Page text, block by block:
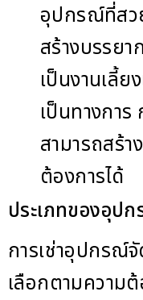
อุปกรณ์ที่สว
สร้างบรรยา
เป็นงานเลี้
เป็นทางกา
สามารถสร้
ต้องการได้
ประเภทของอุป
การเช่าอุปกรณ์
เลือกตามความ